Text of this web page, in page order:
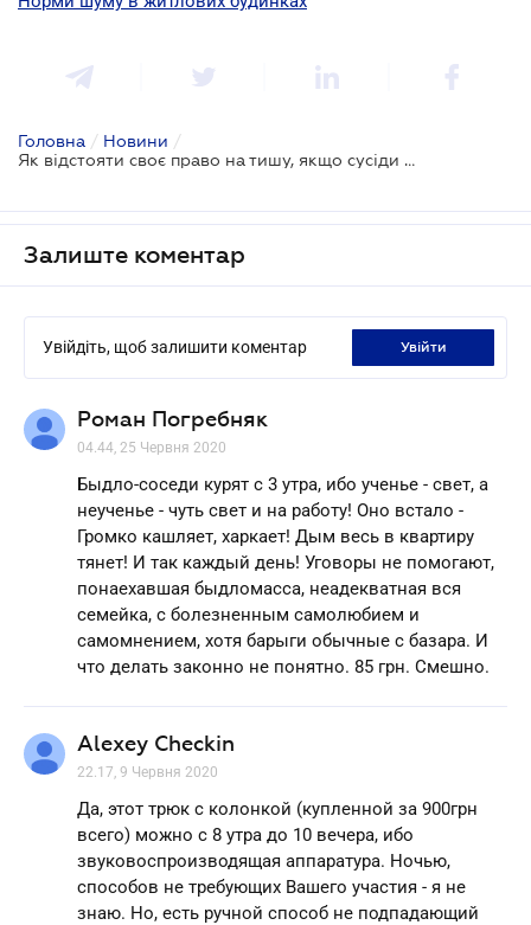
Головна / Новини /
Як відстояти своє право на тишу, якщо сусіди занадто сильно шумлять?
Залиште коментар
Увійдіть, щоб залишити коментар увійти
Роман Погребняк
04.44, 25 Червня 2020
Быдло-соседи курят с 3 утра, ибо ученье - свет, а
неученье - чуть свет и на работу! Оно встало -
Громко кашляет, харкает! Дым весь в квартиру
тянет! И так каждый день! Уговоры не помогают,
понаехавшая быдломасса, неадекватная вся
семейка, с болезненным самолюбием и
самомнением, хотя барыги обычные с базара. И
что делать законно не понятно. 85 грн. Смешно.
Alexey Checkin
22.17, 9 Червня 2020
Да, этот трюк с колонкой (купленной за 900грн
всего) можно с 8 утра до 10 вечера, ибо
звуковоспроизводящая аппаратура. Ночью,
способов не требующих Вашего участия - я не
знаю. Но, есть ручной способ не подпадающий